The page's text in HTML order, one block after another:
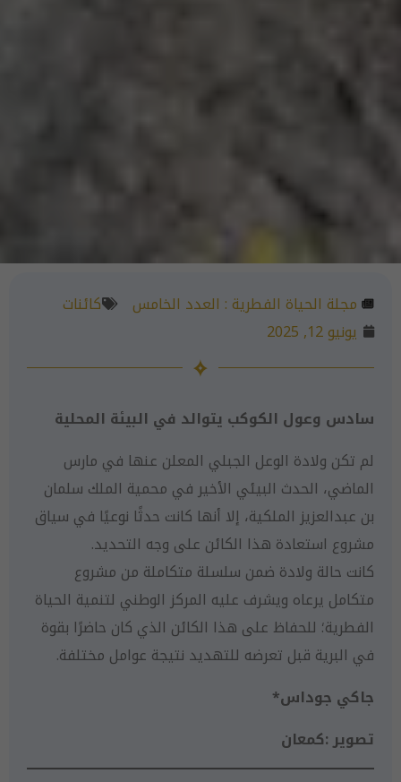
مجلة الحياة الفطرية : العدد الخامس
كائنات
يونيو 12, 2025
سادس وعول الكوكب يتوالد في البيئة المحلية
لم تكن ولادة الوعل الجبلي المعلن عنها في مارس
الماضي، الحدث البيئي الأخير في محمية الملك سلمان
بن عبدالعزيز الملكية، إلا أنها كانت حدثًا نوعيًا في سياق
مشروع استعادة هذا الكائن على وجه التحديد.
كانت حالة ولادة ضمن سلسلة متكاملة من مشروع
متكامل يرعاه ويشرف عليه المركز الوطني لتنمية الحياة
الفطرية؛ للحفاظ على هذا الكائن الذي كان حاضرًا بقوة
في البرية قبل تعرضه للتهديد نتيجة عوامل مختلفة.
جاكي جوداس*
تصوير :كمعان